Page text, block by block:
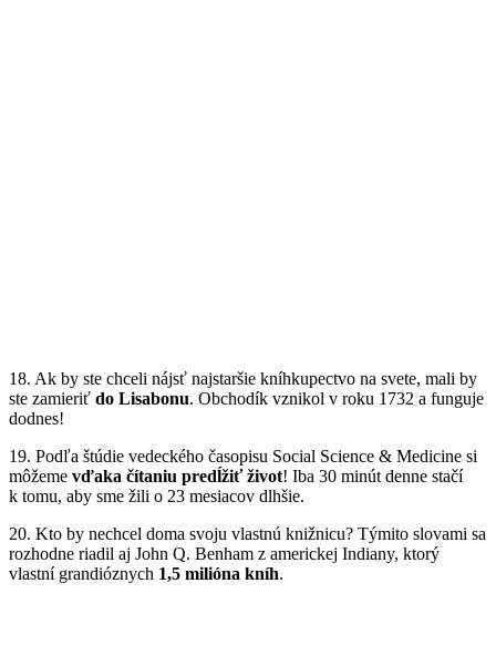
18. Ak by ste chceli nájsť najstaršie kníhkupectvo na svete, mali by
ste zamieriť do Lisabonu. Obchodík vznikol v roku 1732 a funguje
dodnes!
19. Podľa štúdie vedeckého časopisu Social Science & Medicine si
môžeme vďaka čítaniu predĺžiť život! Iba 30 minút denne stačí
k tomu, aby sme žili o 23 mesiacov dlhšie.
20. Kto by nechcel doma svoju vlastnú knižnicu? Týmito slovami sa
rozhodne riadil aj John Q. Benham z americkej Indiany, ktorý
vlastní grandióznych 1,5 milióna kníh.